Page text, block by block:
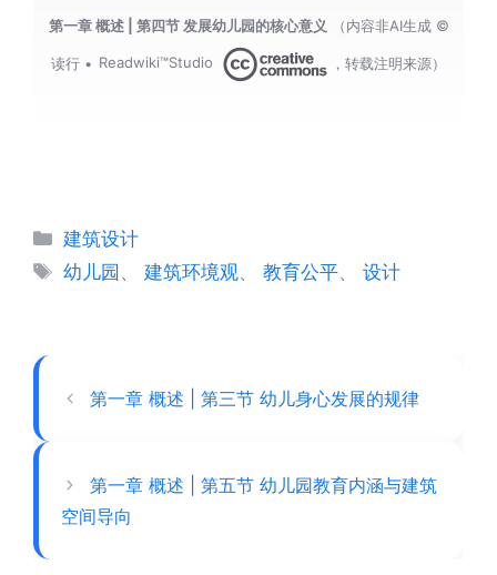
第一章 概述 | 第四节 发展幼儿园的核心意义 （内容非AI生成 ©
读行 • Readwiki™Studio ，转载注明来源）
分
类
建筑设计
标
幼儿园 、建筑环境观 、教育公平 、设计
第一章 概述 | 第三节 幼儿身心发展的规律
第一章 概述 | 第五节 幼儿园教育内涵与建筑
空间导向